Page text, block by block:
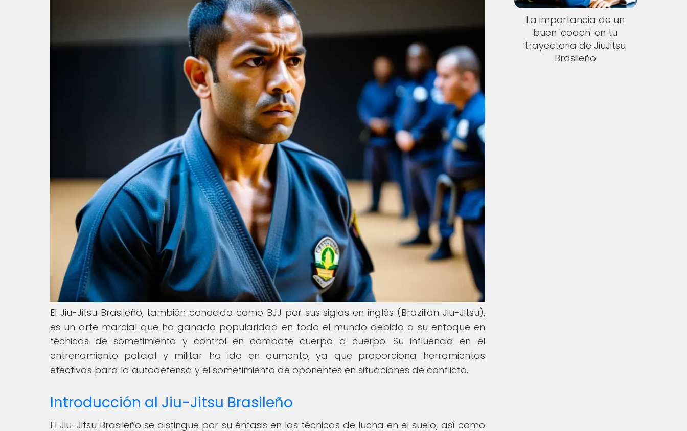
El Jiu-Jitsu Brasileño, también conocido como BJJ por sus siglas en inglés (Brazilian Jiu-Jitsu),
es un arte marcial que ha ganado popularidad en todo el mundo debido a su enfoque en
técnicas de sometimiento y control en combate cuerpo a cuerpo. Su influencia en el
entrenamiento policial y militar ha ido en aumento, ya que proporciona herramientas
efectivas para la autodefensa y el sometimiento de oponentes en situaciones de conflicto.
Introducción al Jiu-Jitsu Brasileño
El Jiu-Jitsu Brasileño se distingue por su énfasis en las técnicas de lucha en el suelo, así como
La importancia de un
buen 'coach' en tu
trayectoria de JiuJitsu
Brasileño